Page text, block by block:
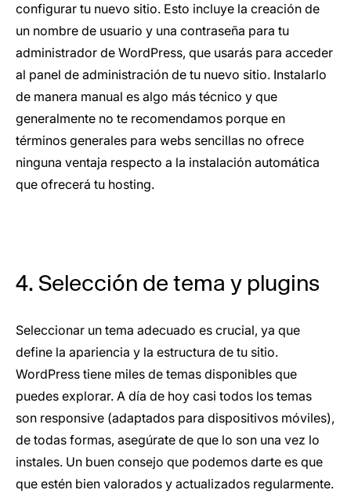
configurar tu nuevo sitio. Esto incluye la creación de
un nombre de usuario y una contraseña para tu
administrador de WordPress, que usarás para acceder
al panel de administración de tu nuevo sitio. Instalarlo
de manera manual es algo más técnico y que
generalmente no te recomendamos porque en
términos generales para webs sencillas no ofrece
ninguna ventaja respecto a la instalación automática
que ofrecerá tu hosting.
4. Selección de tema y plugins
Seleccionar un tema adecuado es crucial, ya que
define la apariencia y la estructura de tu sitio.
WordPress tiene miles de temas disponibles que
puedes explorar. A día de hoy casi todos los temas
son responsive (adaptados para dispositivos móviles),
de todas formas, asegúrate de que lo son una vez lo
instales. Un buen consejo que podemos darte es que
que estén bien valorados y actualizados regularmente.